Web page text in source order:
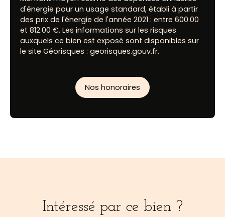
d'énergie pour un usage standard, établi à partir
des prix de l'énergie de l'année 2021 : entre 600.00
et 812.00 €. Les informations sur les risques
auxquels ce bien est exposé sont disponibles sur
le site Géorisques : georisques.gouv.fr.
Nos honoraires
Intéressé par ce bien ?